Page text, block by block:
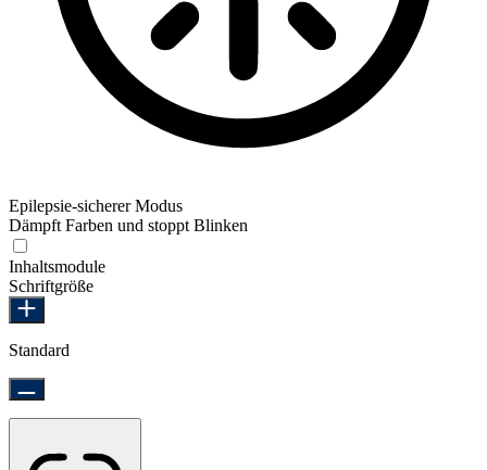
Epilepsie-sicherer Modus
Dämpft Farben und stoppt Blinken
Inhaltsmodule
Schriftgröße
Standard